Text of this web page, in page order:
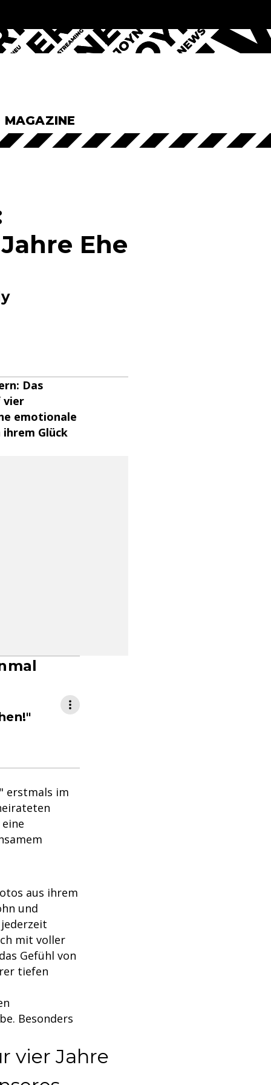
MAGAZINE
Ehe
Das
vier
emotionale
Glück
" erstmals im
aus ihrem
und
mit voller
Gefühl von
tiefen
Besonders
vier Jahre